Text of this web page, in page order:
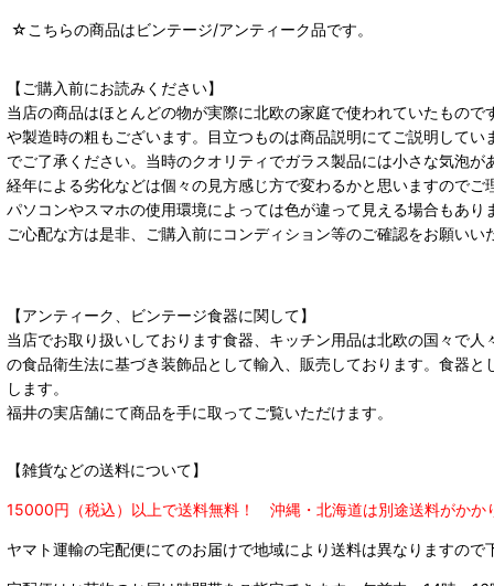
☆こちらの商品はビンテージ/アンティーク品です。
【ご購入前にお読みください】
当店の商品はほとんどの物が実際に北欧の家庭で使われていたもの
や製造時の粗もございます。目立つものは商品説明にてご説明して
でご了承ください。当時のクオリティでガラス製品には小さな気泡が
経年による劣化などは個々の見方感じ方で変わるかと思いますのでご
パソコンやスマホの使用環境によっては色が違って見える場合もあ
ご心配な方は是非、ご購入前にコンディション等のご確認をお願い
【アンティーク、ビンテージ食器に関して】
当店でお取り扱いしております食器、キッチン用品は北欧の国々で
の食品衛生法に基づき装飾品として輸入、販売しております。食器
します。
福井の実店舗にて商品を手に取ってご覧いただけます。
【雑貨などの送料について】
15000円（税込）以上で送料無料！ 沖縄・北海道は別途送料がかか
ヤマト運輸の宅配便にてのお届けで地域により送料は異なりますので